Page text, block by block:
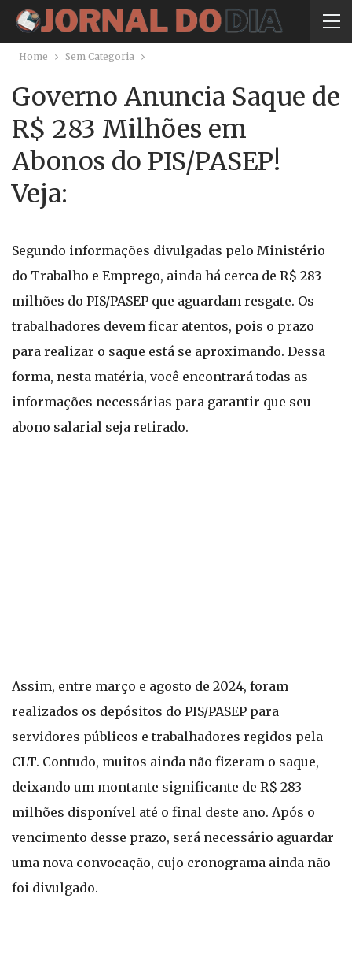
Home Sem Categoria
Governo Anuncia Saque de
R$ 283 Milhões em
Abonos do PIS/PASEP!
Veja:
Segundo informações divulgadas pelo Ministério
do Trabalho e Emprego, ainda há cerca de R$ 283
milhões do PIS/PASEP que aguardam resgate. Os
trabalhadores devem ficar atentos, pois o prazo
para realizar o saque está se aproximando. Dessa
forma, nesta matéria, você encontrará todas as
informações necessárias para garantir que seu
abono salarial seja retirado.
Assim, entre março e agosto de 2024, foram
realizados os depósitos do PIS/PASEP para
servidores públicos e trabalhadores regidos pela
CLT. Contudo, muitos ainda não fizeram o saque,
deixando um montante significante de R$ 283
milhões disponível até o final deste ano. Após o
vencimento desse prazo, será necessário aguardar
uma nova convocação, cujo cronograma ainda não
foi divulgado.